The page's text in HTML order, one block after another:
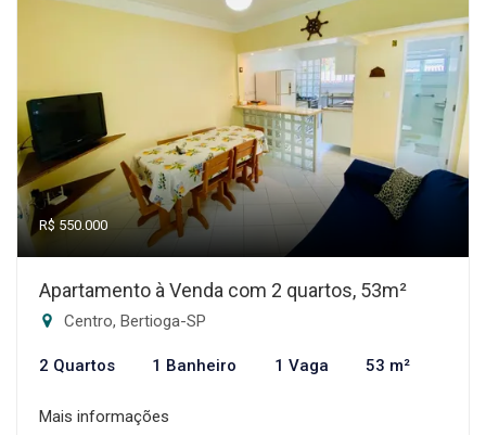
R$ 550.000
Apartamento à Venda com 2 quartos, 53m²
Centro, Bertioga-SP
2 Quartos 1 Banheiro 1 Vaga 53 m²
Mais informações